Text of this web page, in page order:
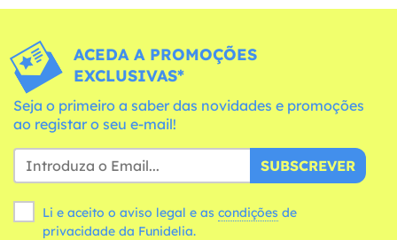
ACEDA A PROMOÇÕES
EXCLUSIVAS*
Seja o primeiro a saber das novidades e promoções
ao registar o seu e-mail!
SUBSCREVER
Li e aceito o aviso legal e as condições
privacidade da Funidelia.